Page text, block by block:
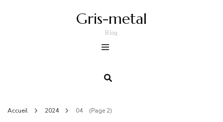
Gris-metal
Blog
Accueil 2024 04 (Page 2)